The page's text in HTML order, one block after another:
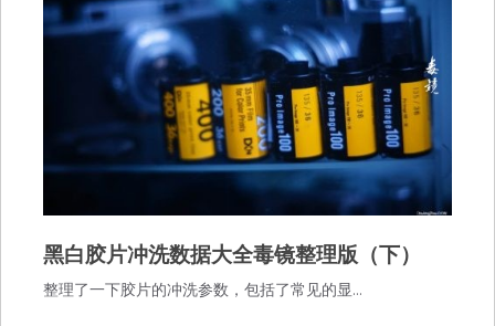
黑白胶片冲洗数据大全毒镜整理版（下）
整理了一下胶片的冲洗参数，包括了常见的显…